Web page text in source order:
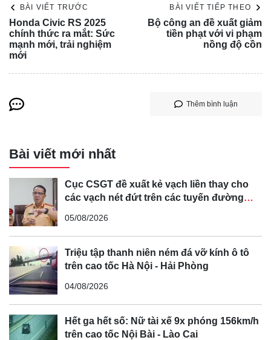
hoặc bên trái (theo hướng lưu thông) của đường đôi; trên
đoạn đường cong hoặc gần đầu dốc nơi tầm nhìn bị che
khuất; trên cầu, dưới gầm cầu vượt, đỗ song song với một
xe khác đang dừng, đỗ; dừng xe, đỗ xe, quay đầu xe trái
quy định gây ùn tắc giao thông.
ưu tiên trên xe không được quyền ưu tiên.
sắt.
- Không nhường đường cho xe xin vượt khi có đủ điều
kiện an toàn.
- Lùi xe, quay đầu xe trong hầm đường bộ; dừng xe, đỗ xe
trong hầm đường bộ không đúng nơi quy định; vượt xe
trong hầm đường bộ.
BÀI VIẾT TRƯỚC
Honda Civic RS 2025
chính thức ra mắt: Sức
mạnh mới, trải nghiệm
mới
BÀI VIẾT TIẾP THEO
Bộ công an đề xuất giảm
tiền phạt với vi phạm
nồng độ cồn
Thêm bình luận
Bài viết mới nhất
Cục CSGT đề xuất kẻ vạch liền thay cho
các vạch nét đứt trên các tuyến đường
05/08/2026
Triệu tập thanh niên ném đá vỡ kính ô tô
trên cao tốc Hà Nội - Hải Phòng
04/08/2026
Hết ga hết số: Nữ tài xế 9x phóng 156km/h
trên cao tốc Nội Bài - Lào Cai